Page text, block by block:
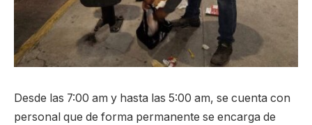
Desde las 7:00 am y hasta las 5:00 am, se cuenta con
personal que de forma permanente se encarga de